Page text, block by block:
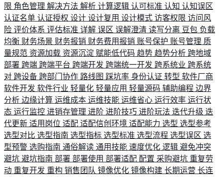
限 角色管理 解决方法 解析 计算逻辑 认可标准 认知 认知误区
认证名单 认证授权 设计 设计复用 设计模式 访客权限 访问风
险 评价体系 评估标准 详解 误区 误解澄清 读写分离 豆包 负载
均衡 财务场景 财务报销 财务费用报销 账号保护 账号管理 质
量规范 资源加载 资源沉淀 赋能低代码 趋势 趋势分析 跨地域
部署 跨端 跨端平台 跨端开发 跨端统一开发 跨系统业 跨系统
对 跨设备 跨部门协作 路线图 踩坑率 身份认证 转型 软件厂商
软件开发 软件行业 轻量化 轻量应用 轻量源码 辅助编程 边界
分析 边缘计算 运维成本 运维技能 运维省心 运行效率 运行状
态 运行监控 进销存管理 进阶 进阶技巧 进阶玩法 迭代升级 迭
代更新 适用岗位 适配 适配信创环境 适配能力 选型 选型参考
选型对比 选型指南 选型指标 选型标准 选型流程 选型误区 选
型预警 选购指南 通俗解读 通用技能 速度优化 逻辑 避免冲突
避坑 避坑指南 部署 部署使用 部署适配 配置 采购避坑 重复劳
动 重复开发 重构 销售团队 镜像优化 镜像构建 长期运营 长连